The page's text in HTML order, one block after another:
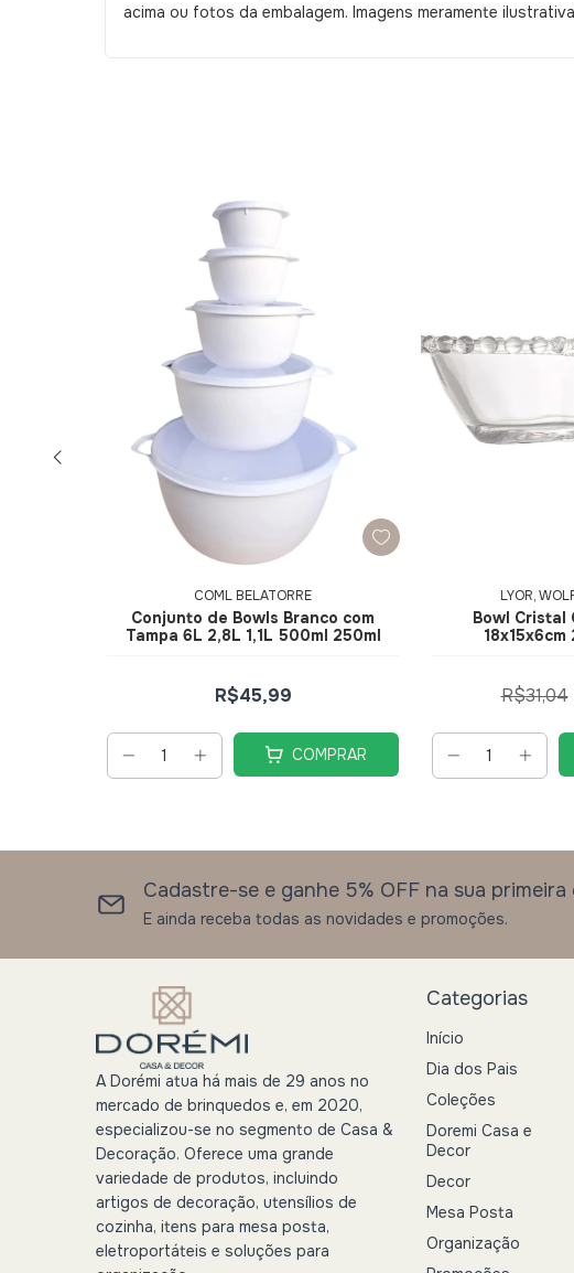
acima ou fotos da embalagem. Imagens meramente
COML BELATORRE
Conjunto de Bowls Branco com
Tampa 6L 2,8L 1,1L 500ml 250ml
R$45,99
COMPRAR
LYOR,
Bowl Cristal
R$31,04
Cadastre-se e ganhe 5% OFF na sua primeira
E ainda receba todas as novidades e promoções.
A Dorémi atua há mais de 29 anos no
mercado de brinquedos e, em 2020,
especializou-se no segmento de Casa &
Decoração. Oferece uma grande
variedade de produtos, incluindo
artigos de decoração, utensílios de
cozinha, itens para mesa posta,
eletroportáteis e soluções para
Categorias
Início
Dia dos Pais
Coleções
Doremi Casa e
Decor
Decor
Mesa Posta
Organização